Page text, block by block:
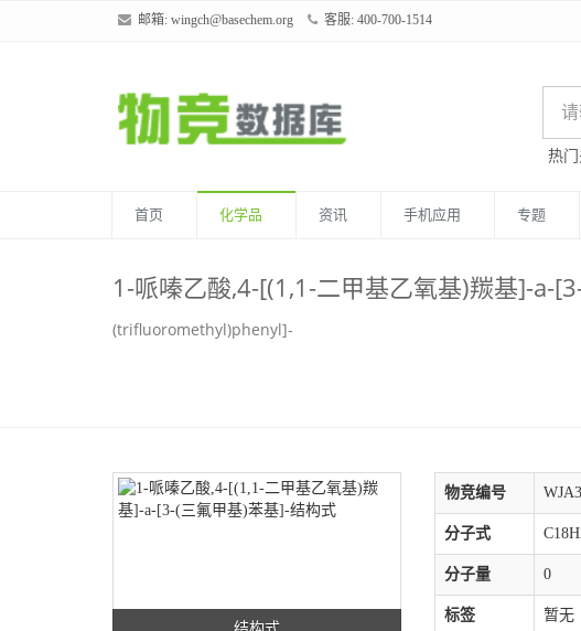
邮箱: wingch@basechem.org 客服: 400-700-1514
热门
首页 化学品 资讯 手机应用 专题
1-哌嗪乙酸,4-[(1,1-二甲基乙氧基)羰基]-a-
(trifluoromethyl)phenyl]-
物竞编号
分子式
分子量 0
标签 暂无